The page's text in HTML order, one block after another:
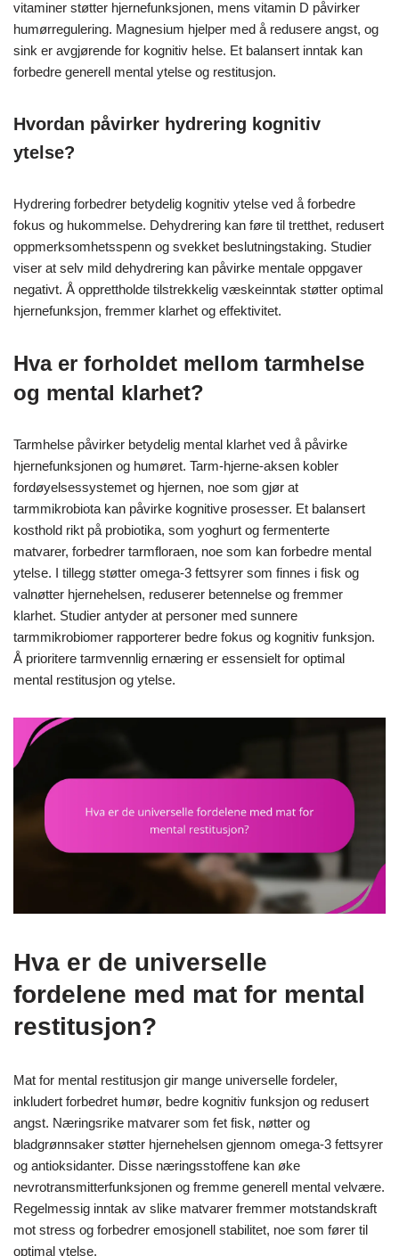
vitaminer støtter hjernefunksjonen, mens vitamin D påvirker
humørregulering. Magnesium hjelper med å redusere angst, og
sink er avgjørende for kognitiv helse. Et balansert inntak kan
forbedre generell mental ytelse og restitusjon.
Hvordan påvirker hydrering kognitiv
ytelse?
Hydrering forbedrer betydelig kognitiv ytelse ved å forbedre
fokus og hukommelse. Dehydrering kan føre til tretthet, redusert
oppmerksomhetsspenn og svekket beslutningstaking. Studier
viser at selv mild dehydrering kan påvirke mentale oppgaver
negativt. Å opprettholde tilstrekkelig væskeinntak støtter optimal
hjernefunksjon, fremmer klarhet og effektivitet.
Hva er forholdet mellom tarmhelse
og mental klarhet?
Tarmhelse påvirker betydelig mental klarhet ved å påvirke
hjernefunksjonen og humøret. Tarm-hjerne-aksen kobler
fordøyelsessystemet og hjernen, noe som gjør at
tarmmikrobiota kan påvirke kognitive prosesser. Et balansert
kosthold rikt på probiotika, som yoghurt og fermenterte
matvarer, forbedrer tarmfloraen, noe som kan forbedre mental
ytelse. I tillegg støtter omega-3 fettsyrer som finnes i fisk og
valnøtter hjernehelsen, reduserer betennelse og fremmer
klarhet. Studier antyder at personer med sunnere
tarmmikrobiomer rapporterer bedre fokus og kognitiv funksjon.
Å prioritere tarmvennlig ernæring er essensielt for optimal
mental restitusjon og ytelse.
Hva er de universelle
fordelene med mat for mental
restitusjon?
Mat for mental restitusjon gir mange universelle fordeler,
inkludert forbedret humør, bedre kognitiv funksjon og redusert
angst. Næringsrike matvarer som fet fisk, nøtter og
bladgrønnsaker støtter hjernehelsen gjennom omega-3 fettsyrer
og antioksidanter. Disse næringsstoffene kan øke
nevrotransmitterfunksjonen og fremme generell mental velvære.
Regelmessig inntak av slike matvarer fremmer motstandskraft
mot stress og forbedrer emosjonell stabilitet, noe som fører til
optimal ytelse.